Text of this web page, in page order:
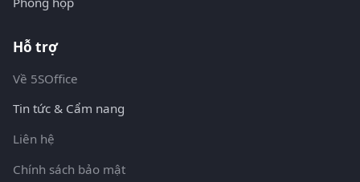
Hỗ trợ
Về 5SOffice
Tin tức & Cẩm nang
Liên hệ
Chính sách bảo mật